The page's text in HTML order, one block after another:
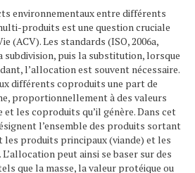
environnementaux entre différents
produits est une question cruciale
(ACV). Les standards (ISO, 2006a,
subdivision, puis la substitution, lorsque
l’allocation est souvent nécessaire.
différents coproduits une part de
proportionnellement à des valeurs
les coproduits qu’il génère. Dans cet
l’ensemble des produits sortant
les produits principaux (viande) et les
peut ainsi se baser sur des
que la masse, la valeur protéique ou